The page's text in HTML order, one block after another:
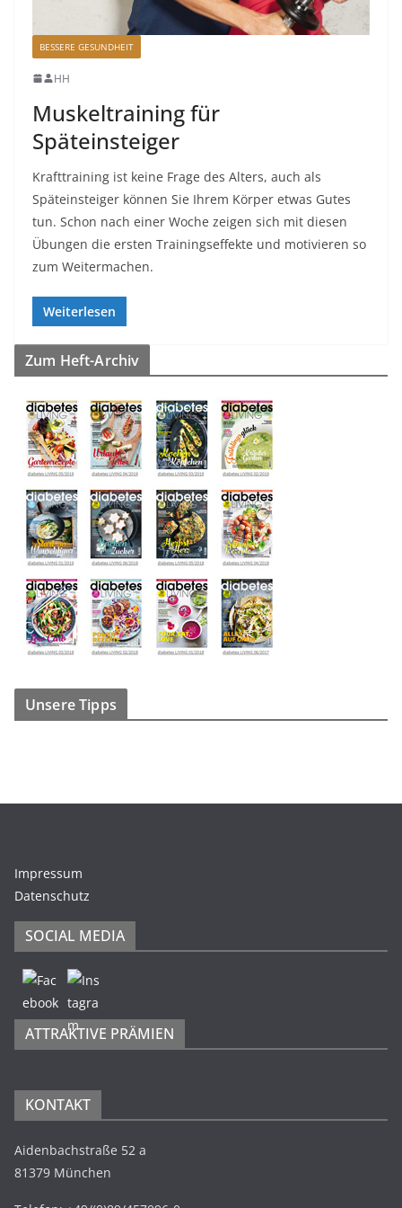
BESSERE GESUNDHEIT
HH
Muskeltraining für
Späteinsteiger
Krafttraining ist keine Frage des Alters, auch als
Späteinsteiger können Sie Ihrem Körper etwas Gutes
tun. Schon nach einer Woche zeigen sich mit diesen
Übungen die ersten Trainingseffekte und motivieren so
zum Weitermachen.
Weiterlesen
Zum Heft-Archiv
Unsere Tipps
Impressum
Datenschutz
SOCIAL MEDIA
ATTRAKTIVE PRÄMIEN
KONTAKT
Aidenbachstraße 52 a
81379 München